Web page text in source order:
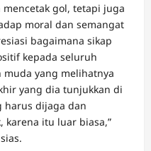
gol, tetapi juga
moral dan semangat
bagaimana sikap
kepada seluruh
yang melihatnya
yang dia tunjukkan di
harus dijaga dan
karena itu luar biasa,”